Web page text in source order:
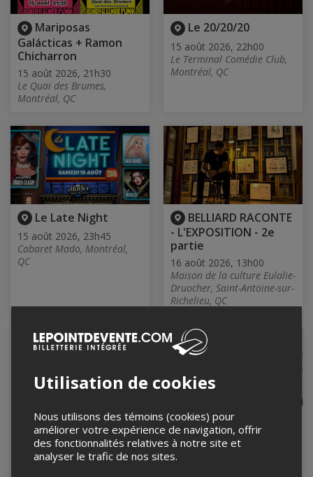
Mariposas
Galácticas + Ramon
Chicharron
15 août 2026, 21h30
Le Quai des Brumes,
Montréal, QC
Le 20/20/20
15 août 2026, 22h00
Le Terminal Comédie Club,
Montréal, QC
Le Late Night
15 août 2026, 23h45
Cabaret Mado, Montréal,
QC
BELLIARD RACONTE
- L'EXPOSITION - 2e
partie
16 août 2026, 13h00
Maison de la culture Eulalie-
Druocher, Saint-Antoine-sur-
Richelieu, QC
ATELIER D’ART EN
FAMILLE – Édition
estivale
16 août 2026, 13h30
Session d'écoute /
4e album de Mat Vezio
16 août 2026, 17h00
Studio Madame Wood,
Utilisation de cookies
Nous utilisons des témoins (cookies) pour
améliorer votre expérience de navigation, offrir
des fonctionnalités relatives à notre site et
analyser le trafic de nos sites.